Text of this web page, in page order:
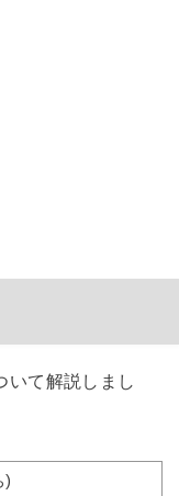
いて解説しまし
)